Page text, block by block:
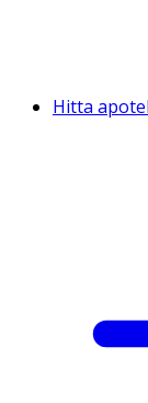
Hitta